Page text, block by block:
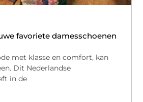
favoriete damesschoenen
met klasse en comfort, kan
Dit Nederlandse
in de